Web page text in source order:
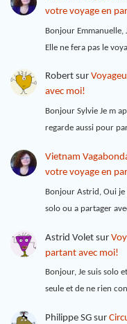
votre voyage en
Bonjour
Elle ne fera pas le
Robertsur
avec moi!
Bonjour Sylvie Je m
regarde aussi pour
Vietnam
votre voyage en
Bonjour Astrid, Oui
solo ou a partager
Astrid Voletsur
partant avec moi!
Bonjour, Je suis solo
seule et de ne rien
Philippe SGsur